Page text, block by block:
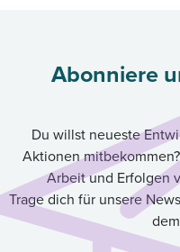
Abonniere
Du willst neueste
Aktionen
Arbeit und Erfolgen
Trage dich für unsere